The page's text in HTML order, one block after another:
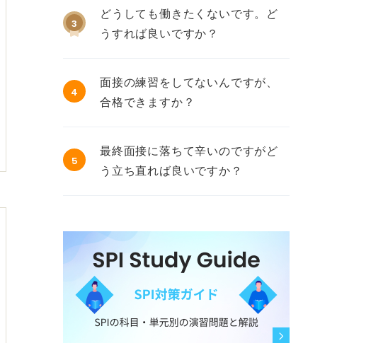
3
どうしても働きたくないです。ど
うすれば良いですか？
4
面接の練習をしてないんですが、
合格できますか？
5
最終面接に落ちて辛いのですがど
う立ち直れば良いですか？